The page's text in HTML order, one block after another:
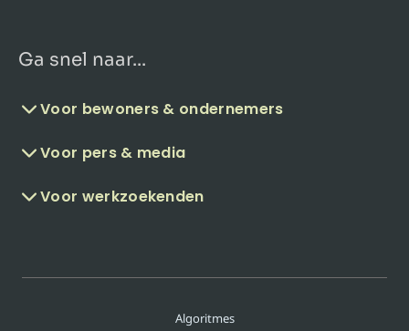
Ga snel naar...
Voor bewoners & ondernemers
Voor pers & media
Voor werkzoekenden
Algoritmes